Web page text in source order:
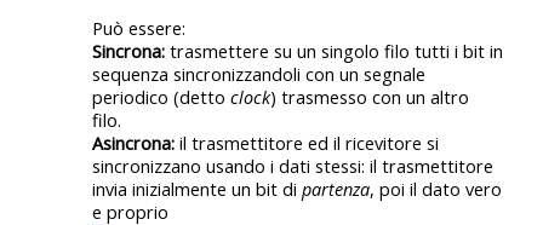
Può essere:
Sincrona: trasmettere su un singolo filo tutti i bit in
sequenza sincronizzandoli con un segnale
periodico (detto clock) trasmesso con un altro
filo.
Asincrona: il trasmettitore ed il ricevitore si
sincronizzano usando i dati stessi: il trasmettitore
invia inizialmente un bit di partenza, poi il dato vero
e proprio